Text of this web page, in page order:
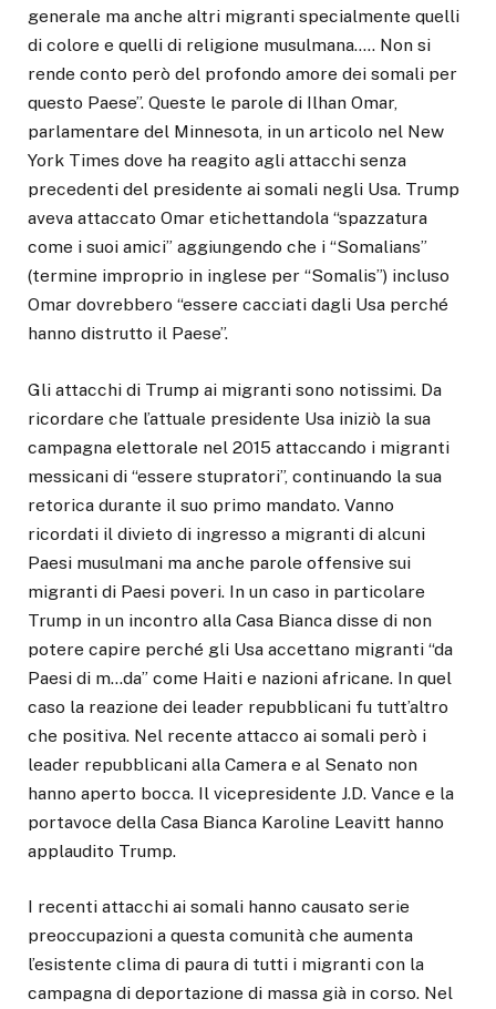
generale ma anche altri migranti specialmente quelli
di colore e quelli di religione musulmana….. Non si
rende conto però del profondo amore dei somali per
questo Paese”. Queste le parole di Ilhan Omar,
parlamentare del Minnesota, in un articolo nel New
York Times dove ha reagito agli attacchi senza
precedenti del presidente ai somali negli Usa. Trump
aveva attaccato Omar etichettandola “spazzatura
come i suoi amici” aggiungendo che i “Somalians”
(termine improprio in inglese per “Somalis”) incluso
Omar dovrebbero “essere cacciati dagli Usa perché
hanno distrutto il Paese”.
Gli attacchi di Trump ai migranti sono notissimi. Da
ricordare che l’attuale presidente Usa iniziò la sua
campagna elettorale nel 2015 attaccando i migranti
messicani di “essere stupratori”, continuando la sua
retorica durante il suo primo mandato. Vanno
ricordati il divieto di ingresso a migranti di alcuni
Paesi musulmani ma anche parole offensive sui
migranti di Paesi poveri. In un caso in particolare
Trump in un incontro alla Casa Bianca disse di non
potere capire perché gli Usa accettano migranti “da
Paesi di m…da” come Haiti e nazioni africane. In quel
caso la reazione dei leader repubblicani fu tutt’altro
che positiva. Nel recente attacco ai somali però i
leader repubblicani alla Camera e al Senato non
hanno aperto bocca. Il vicepresidente J.D. Vance e la
portavoce della Casa Bianca Karoline Leavitt hanno
applaudito Trump.
I recenti attacchi ai somali hanno causato serie
preoccupazioni a questa comunità che aumenta
l’esistente clima di paura di tutti i migranti con la
campagna di deportazione di massa già in corso. Nel